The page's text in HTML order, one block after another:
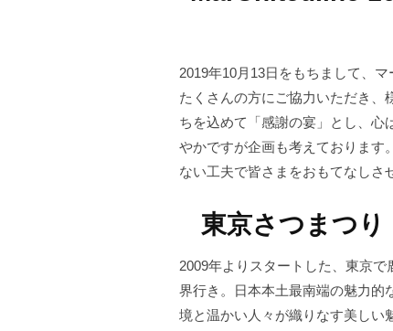
2019年10月13日をもちまして、
たくさんの方にご協力いただき、
ちを込めて「感謝の宴」とし、心
やかですが企画も考えております
ない工夫で皆さまをおもてなしさ
東京さつまつ
2009年よりスタートした、東京
界行き。日本本土最南端の魅力的
境と温かい人々が織りなす美しい